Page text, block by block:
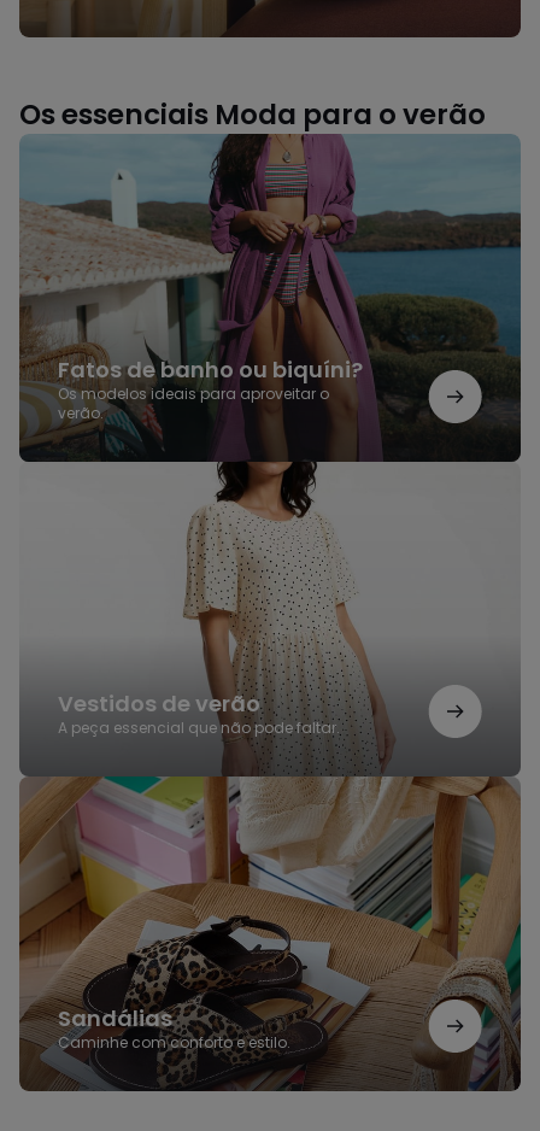
Os essenciais Moda para o verão
Fatos de banho ou biquíni?
Os modelos ideais para aproveitar o
verão.
Fatos
ou
biquíni?
Vestidos de verão
A peça essencial que não pode faltar.
Sandálias
Caminhe com conforto e estilo.
Sandálias